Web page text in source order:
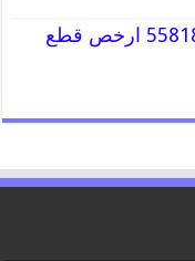
قطع غيار دودج 55818355 ارخص قطع